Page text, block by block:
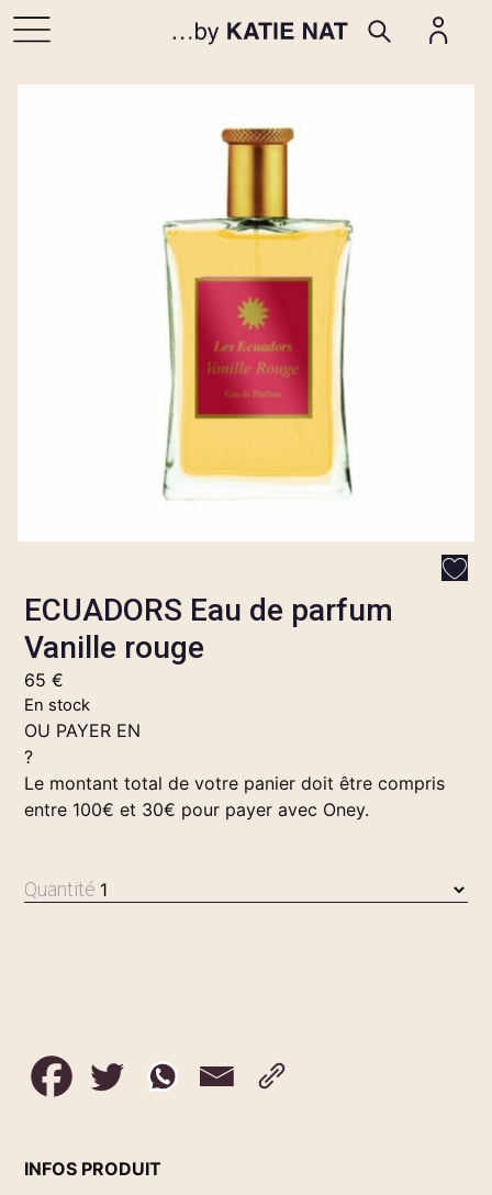
ECUADORS Eau de parfum
Vanille rouge
65€
En stock
OU PAYER EN
?
Le montant total de votre panier doit être compris
entre 100€ et 30€ pour payer avec Oney.
Quantité
INFOS PRODUIT